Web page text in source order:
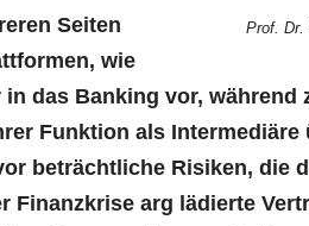
Prof. Dr.
Sei­ten
wie
das Ban­king vor, wäh­rend
Funk­ti­on als Inter­me­diä­re
beträcht­li­che Risi­ken, die
Finanz­kri­se arg lädier­te